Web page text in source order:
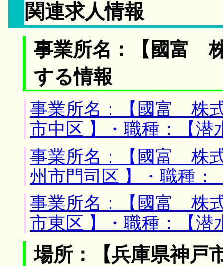
関連求人情報
事業所名：【國富
する情報
事業所名：【國富 株
市中区 】・職種：【
事業所名：【國富 株
州市門司区 】・職種
事業所名：【國富 株
市東区 】・職種：【
場所：【兵庫県神戸